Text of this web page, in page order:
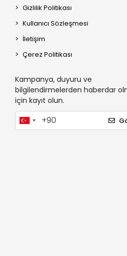
Gizlilik Politikası
Kullanıcı Sözleşmesi
İletişim
Çerez Politikası
Kampanya, duyuru ve
bilgilendirmelerden haberdar
için kayıt olun.